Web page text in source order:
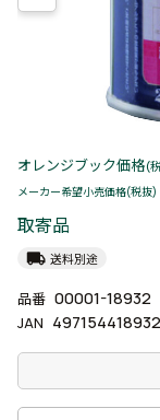
オレンジブック価格(
メーカー希望小売価格(税抜)
取寄品
local_shipping 送料別途
品番 00001-18932
JAN